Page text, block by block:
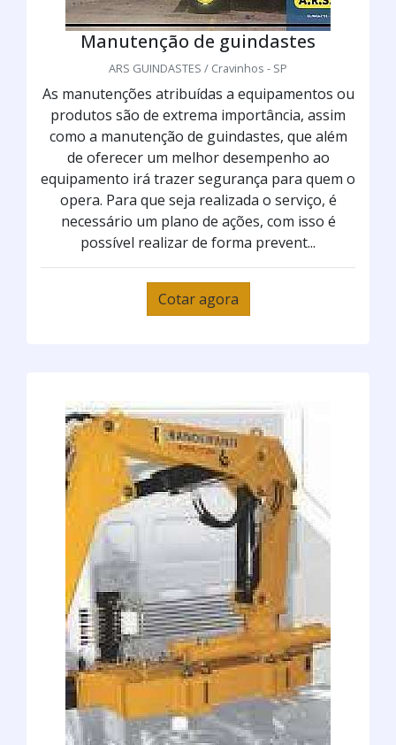
Manutenção de guindastes
ARS GUINDASTES / Cravinhos - SP
As manutenções atribuídas a equipamentos ou
produtos são de extrema importância, assim
como a manutenção de guindastes, que além
de oferecer um melhor desempenho ao
equipamento irá trazer segurança para quem o
opera. Para que seja realizada o serviço, é
necessário um plano de ações, com isso é
possível realizar de forma prevent...
Cotar agora